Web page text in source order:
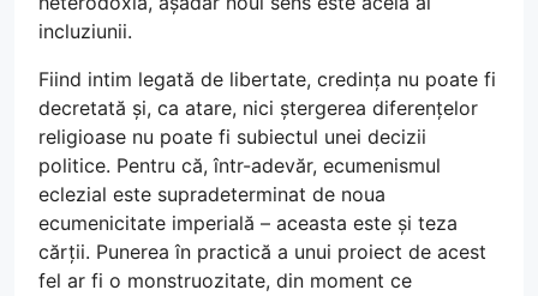
incluziunii.
Fiind intim legată de libertate, credința nu poate fi
decretată și, ca atare, nici ștergerea diferențelor
religioase nu poate fi subiectul unei decizii
politice. Pentru că, într-adevăr, ecumenismul
eclezial este supradeterminat de noua
ecumenicitate imperială – aceasta este și teza
cărții. Punerea în practică a unui proiect de acest
fel ar fi o monstruozitate, din moment ce